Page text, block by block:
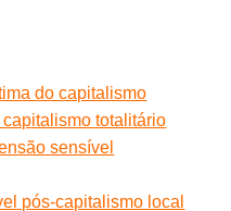
do capitalismo
totalitário
sensível
pós-capitalismo local